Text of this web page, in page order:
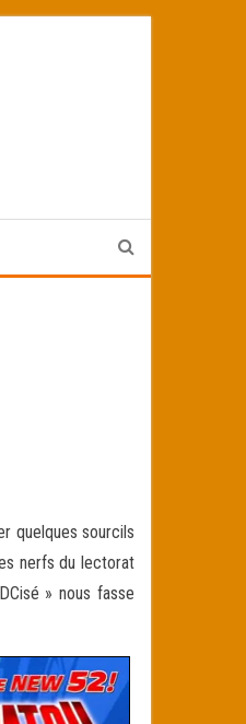
quelques sourcils
nerfs du lectorat
» nous fasse